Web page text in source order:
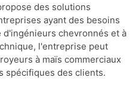
des solutions
ayant des besoins
d'ingénieurs chevronnés et à
l'entreprise peut
à maïs commerciaux
spécifiques des clients.